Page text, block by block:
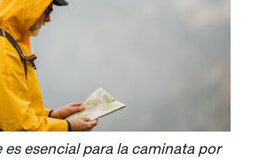
esencial para la caminata por